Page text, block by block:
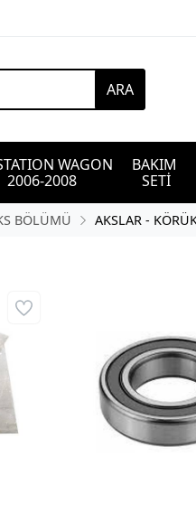
ARA
WAGON
2006-2008
BAKIM
SETİ
BÖLÜMÜ AKSLAR -